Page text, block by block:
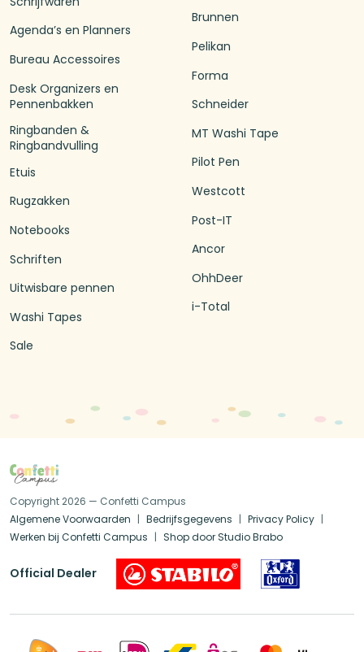
Agenda’s en Planners
Bureau Accessoires
Desk Organizers en
Pennenbakken
Ringbanden &
Ringbandvulling
Etuis
Rugzakken
Notebooks
Schriften
Uitwisbare pennen
Washi Tapes
Sale
Brunnen
Pelikan
Forma
Schneider
MT Washi Tape
Pilot Pen
Westcott
Post-IT
Ancor
OhhDeer
i-Total
Copyright 2026 — Confetti Campus
Algemene Voorwaarden
Bedrijfsgegevens
Privacy Policy
Werken bij Confetti Campus
Shop door Studio Brabo
Official Dealer